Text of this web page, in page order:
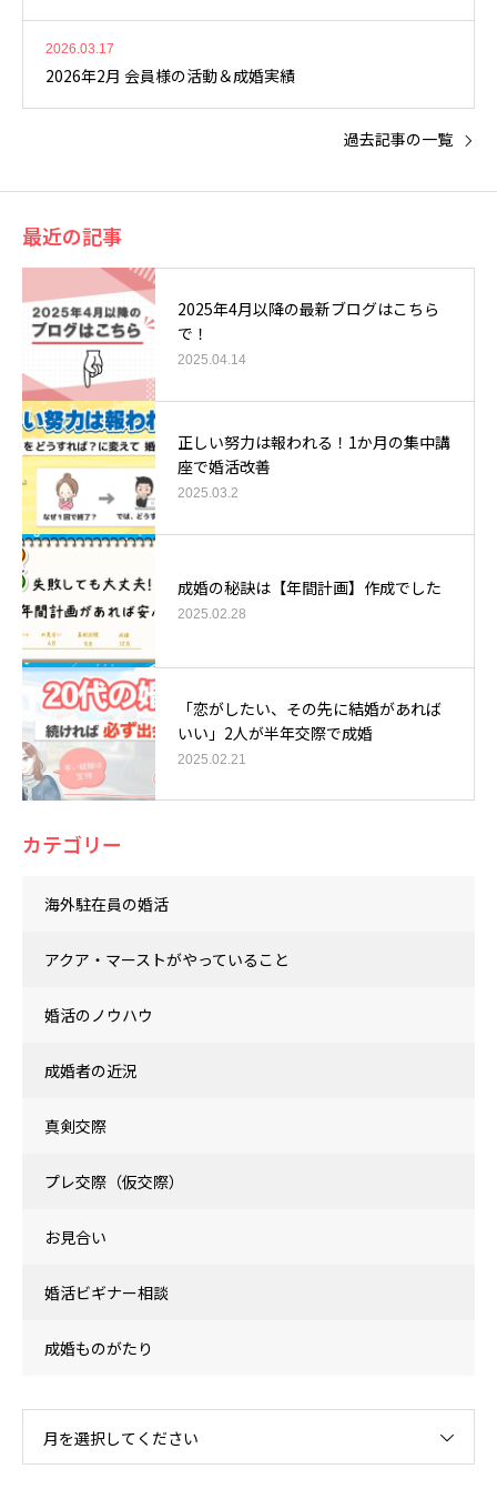
2026.03.17
2026年2月 会員様の活動＆成婚実績
過去記事の一覧
最近の記事
2025年4月以降の最新ブログはこちら
で！
2025.04.14
正しい努力は報われる！1か月の集中講
座で婚活改善
2025.03.2
成婚の秘訣は【年間計画】作成でした
2025.02.28
「恋がしたい、その先に結婚があれば
いい」2人が半年交際で成婚
2025.02.21
カテゴリー
海外駐在員の婚活
アクア・マーストがやっていること
婚活のノウハウ
成婚者の近況
真剣交際
プレ交際（仮交際）
お見合い
婚活ビギナー相談
成婚ものがたり
月を選択してください